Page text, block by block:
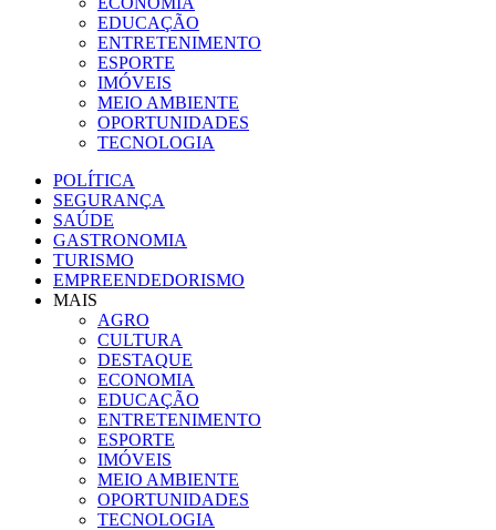
EDUCAÇÃO
ENTRETENIMENTO
ESPORTE
IMÓVEIS
MEIO AMBIENTE
OPORTUNIDADES
TECNOLOGIA
POLÍTICA
SEGURANÇA
SAÚDE
GASTRONOMIA
TURISMO
EMPREENDEDORISMO
MAIS
AGRO
CULTURA
DESTAQUE
ECONOMIA
EDUCAÇÃO
ENTRETENIMENTO
ESPORTE
IMÓVEIS
MEIO AMBIENTE
OPORTUNIDADES
TECNOLOGIA